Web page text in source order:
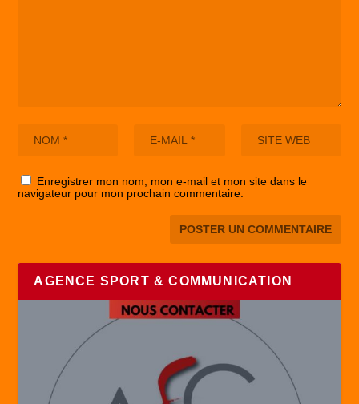
Enregistrer mon nom, mon e-mail et mon site dans le
navigateur pour mon prochain commentaire.
AGENCE SPORT & COMMUNICATION